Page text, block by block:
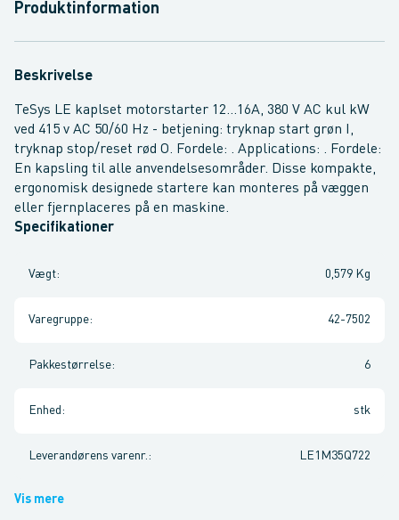
Produktinformation
Beskrivelse
TeSys LE kaplset motorstarter 12...16A, 380 V AC kul kW
ved 415 v AC 50/60 Hz - betjening: tryknap start grøn I,
tryknap stop/reset rød O. Fordele: . Applications: . Fordele:
En kapsling til alle anvendelsesområder. Disse kompakte,
ergonomisk designede startere kan monteres på væggen
eller fjernplaceres på en maskine.
Specifikationer
Vægt: 0,579 Kg
Varegruppe: 42-7502
Pakkestørrelse: 6
Enhed : stk
Leverandørens varenr. : LE1M35Q722
Vis mere